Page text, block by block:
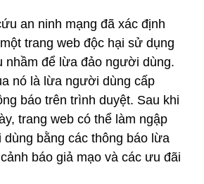
an ninh mạng đã xác định
trang web độc hại sử dụng
nhầm để lừa đảo người dùng.
nó là lừa người dùng cấp
báo trên trình duyệt. Sau khi
trang web có thể làm ngập
bằng các thông báo lừa
báo giả mạo và các ưu đãi